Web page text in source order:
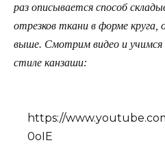
раз описывается способ
отрезков ткани в форме круга,
выше. Смотрим видео и учимся
стиле канзаши:
https://
0oIE